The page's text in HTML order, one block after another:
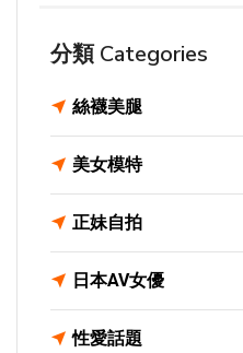
分類 Categories
絲襪美腿
美女模特
正妹自拍
日本AV女優
性愛話題